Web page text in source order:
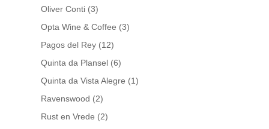
Oliver Conti(3)
Opta Wine & Coffee (3)
Pagos del Rey(12)
Quinta da Plansel(6)
Quinta da Vista Alegre (1)
Ravenswood (2)
Rust en Vrede (2)